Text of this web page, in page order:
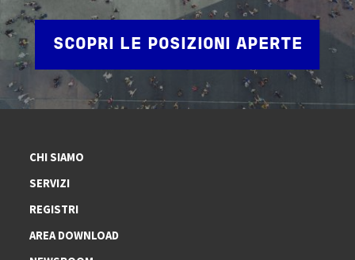
SCOPRI LE POSIZIONI APERTE
CHI SIAMO
SERVIZI
REGISTRI
AREA DOWNLOAD